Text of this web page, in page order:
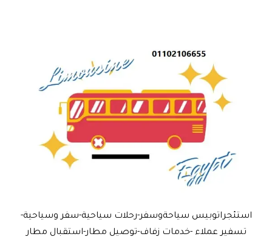
استئجراتوبيس سياحةوسفر-رحلات سياحية-سفر وسياحية-
تسفير عملاء -خدمات زفاف-توصيل مطار-استقبال مطار